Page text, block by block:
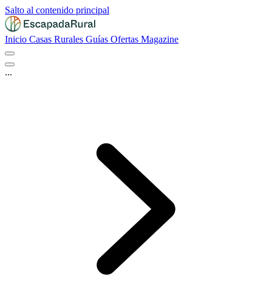
Salto al contenido principal
Inicio Casas Rurales Guías Ofertas Magazine
...